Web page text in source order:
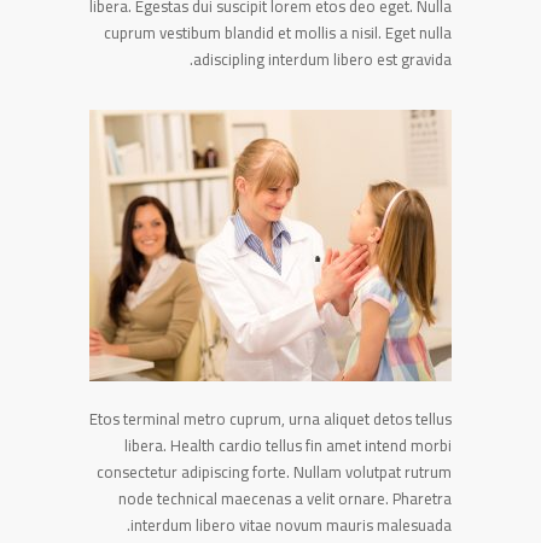
cuprum vestibum blandid et mollis a nisil. Eget nulla
adiscipling interdum libero est gravida.
Etos terminal metro cuprum, urna aliquet detos tellus
libera. Health cardio tellus fin amet intend morbi
consectetur adipiscing forte. Nullam volutpat rutrum
node technical maecenas a velit ornare. Pharetra
interdum libero vitae novum mauris malesuada.